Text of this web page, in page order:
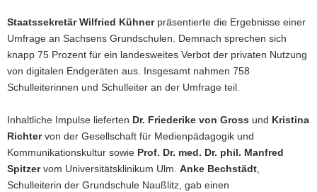
Staatssekretär Wilfried Kühnerpräsentierte die Ergebnisse einer
Umfrage an Sachsens Grundschulen. Demnach sprechen sich
knapp 75 Prozent für ein landesweites Verbot der privaten Nutzung
von digitalen Endgeräten aus. Insgesamt nahmen 758
Schulleiterinnen und Schulleiter an der Umfrage teil.
Inhaltliche Impulse lieferten Dr. Friederike von Gross und Kristina
Richtervon der Gesellschaft für Medienpädagogik und
Kommunikationskultur sowie Prof. Dr. med. Dr. phil. Manfred
Spitzervom Universitätsklinikum Ulm. Anke Bechstädt,
Schulleiterin der Grundschule Naußlitz, gab einen